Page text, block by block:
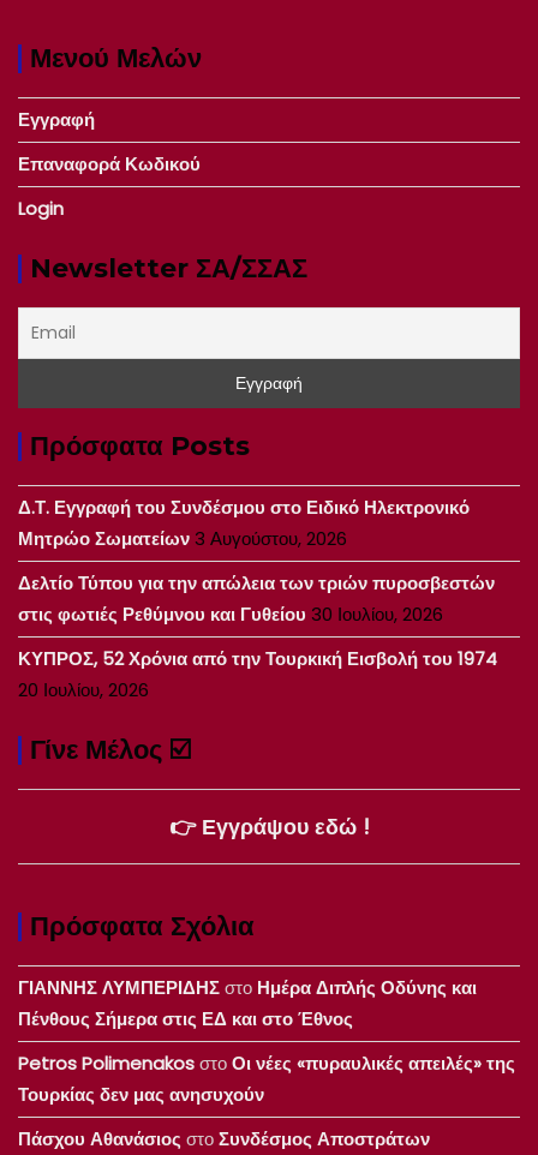
Μενού Μελών
Εγγραφή
Επαναφορά Κωδικού
Login
Newsletter ΣΑ/ΣΣΑΣ
Πρόσφατα Posts
Δ.Τ. Εγγραφή του Συνδέσμου στο Ειδικό Ηλεκτρονικό
Μητρώο Σωματείων3 Αυγούστου, 2026
Δελτίο Τύπου για την απώλεια των τριών πυροσβεστών
στις φωτιές Ρεθύμνου και Γυθείου 30 Ιουλίου, 2026
ΚΥΠΡΟΣ, 52 Χρόνια από την Τουρκική Εισβολή του 1974
20 Ιουλίου, 2026
Γίνε Μέλος ☑️
👉 Εγγράψου εδώ !
Πρόσφατα Σχόλια
ΓΙΑΝΝΗΣ ΛΥΜΠΕΡΙΔΗΣστο Ημέρα Διπλής Οδύνης και
Πένθους Σήμερα στις ΕΔ και στο Έθνος
Petros PolimenakosστοΟι νέες «πυραυλικές απειλές» της
Τουρκίας δεν μας ανησυχούν
Πάσχου Αθανάσιος στοΣυνδέσμος Αποστράτων